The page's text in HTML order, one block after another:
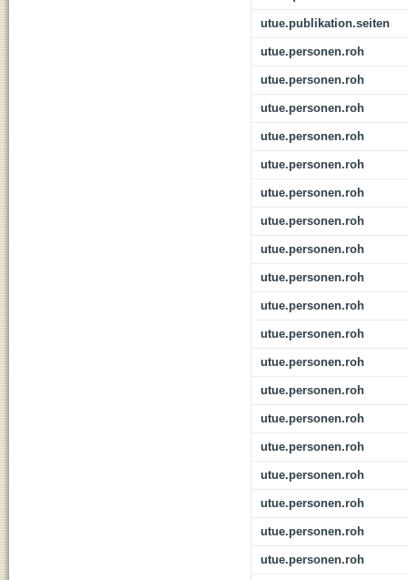
utue.publikation.seiten
utue.personen.roh
utue.personen.roh
utue.personen.roh
utue.personen.roh
utue.personen.roh
utue.personen.roh
utue.personen.roh
utue.personen.roh
utue.personen.roh
utue.personen.roh
utue.personen.roh
utue.personen.roh
utue.personen.roh
utue.personen.roh
utue.personen.roh
utue.personen.roh
utue.personen.roh
utue.personen.roh
utue.personen.roh